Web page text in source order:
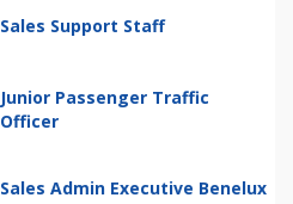
Sales Support Staff
Junior Passenger Traffic
Officer
Sales Admin Executive Benelux